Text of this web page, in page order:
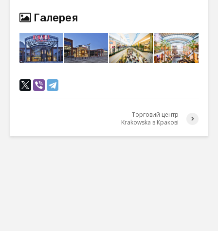
Галерея
Торговий центр
Krakowska в Кракові